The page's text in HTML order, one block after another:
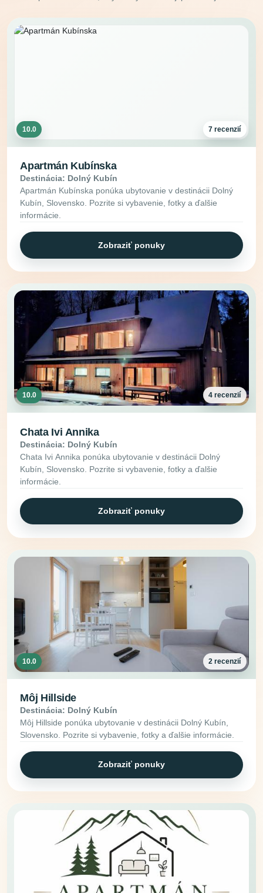
10.0 7 recenzií
Apartmán Kubínska
Destinácia: Dolný Kubín
Apartmán Kubínska ponúka ubytovanie v destinácii Dolný
Kubín, Slovensko. Pozrite si vybavenie, fotky a ďalšie
informácie.
Zobraziť ponuky
10.0 4 recenzií
Chata Ivi Annika
Destinácia: Dolný Kubín
Chata Ivi Annika ponúka ubytovanie v destinácii Dolný
Kubín, Slovensko. Pozrite si vybavenie, fotky a ďalšie
informácie.
Zobraziť ponuky
10.0 2 recenzií
Môj Hillside
Destinácia: Dolný Kubín
Môj Hillside ponúka ubytovanie v destinácii Dolný Kubín,
Slovensko. Pozrite si vybavenie, fotky a ďalšie informácie.
Zobraziť ponuky